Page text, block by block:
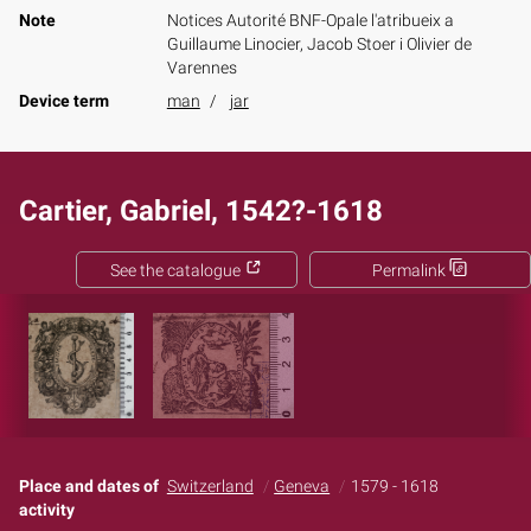
Note
Notices Autorité BNF-Opale l'atribueix a
Guillaume Linocier, Jacob Stoer i Olivier de
Varennes
Device term
man jar
Cartier, Gabriel, 1542?-1618
Permalink
See the catalogue
Place and dates of
activity
Switzerland Geneva 1579 - 1618